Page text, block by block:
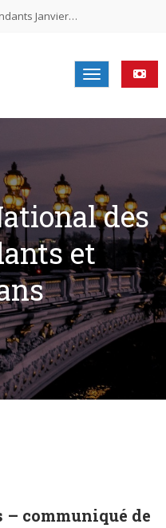
Janvier…
Novembre…
Juin…
MUNICIPALES 2026
N°2-2026
des
et
communiqué de